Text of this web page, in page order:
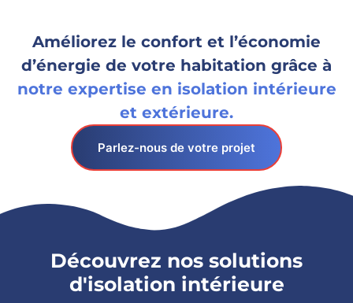
Améliorez le confort et l’économie
d’énergie de votre habitation grâce à
notre expertise en isolation intérieure
et extérieure.
Parlez-nous de votre projet
Découvrez nos solutions
d'isolation intérieure